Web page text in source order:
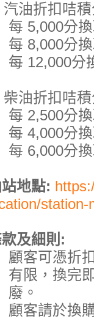
汽油折扣咭
每 5,000分
每 8,000分
每 12,000分
柴油折扣咭
每 2,500分
每 4,000分
每 6,000分
地點:
及細則:
顧客可憑折
有限，換完
廢。
顧客請於換